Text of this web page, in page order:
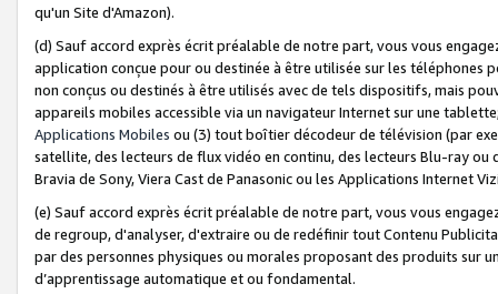
qu'un Site d'Amazon).
(d) Sauf accord exprès écrit préalable de notre part, vous vous
application conçue pour ou destinée à être utilisée sur les téléphones
non conçus ou destinés à être utilisés avec de tels dispositifs, mais
appareils mobiles accessible via un navigateur Internet sur une
Applications Mobiles ou (3) tout boîtier décodeur de télévision (par
satellite, des lecteurs de flux vidéo en continu, des lecteurs Blu-ray
Bravia de Sony, Viera Cast de Panasonic ou les Applications Internet
(e) Sauf accord exprès écrit préalable de notre part, vous vous
de regroup, d'analyser, d'extraire ou de redéfinir tout Contenu
par des personnes physiques ou morales proposant des produits sur
d’apprentissage automatique et ou fondamental.